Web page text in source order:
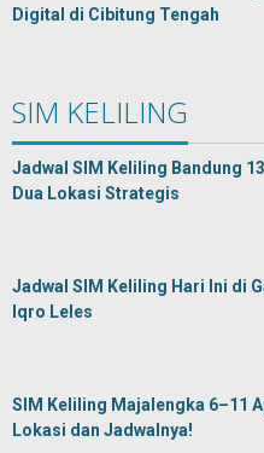
Digital di Cibitung Tengah
SIM KELILING
Jadwal SIM Keliling Bandung
Dua Lokasi Strategis
Jadwal SIM Keliling Hari Ini di
Iqro Leles
SIM Keliling Majalengka 6–11
Lokasi dan Jadwalnya!